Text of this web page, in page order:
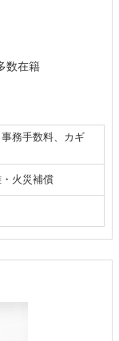
数在籍
務手数料、カギ
火災補償